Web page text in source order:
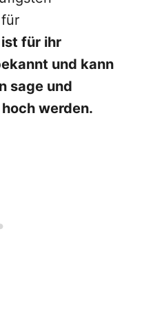
ist für ihr
und kann
sage und
werden.